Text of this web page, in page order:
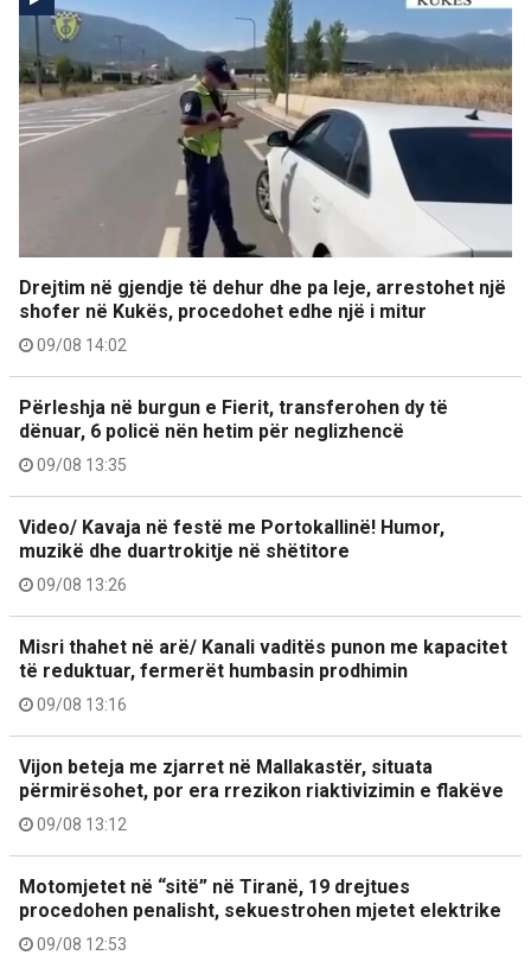
Drejtim në gjendje të dehur dhe pa leje, arrestohet një
shofer në Kukës, procedohet edhe një i mitur
09/08 14:02
Përleshja në burgun e Fierit, transferohen dy të
dënuar, 6 policë nën hetim për neglizhencë
09/08 13:35
Video/ Kavaja në festë me Portokallinë! Humor,
muzikë dhe duartrokitje në shëtitore
09/08 13:26
Misri thahet në arë/ Kanali vaditës punon me kapacitet
të reduktuar, fermerët humbasin prodhimin
09/08 13:16
Vijon beteja me zjarret në Mallakastër, situata
përmirësohet, por era rrezikon riaktivizimin e flakëve
09/08 13:12
Motomjetet në “sitë” në Tiranë, 19 drejtues
procedohen penalisht, sekuestrohen mjetet elektrike
09/08 12:53